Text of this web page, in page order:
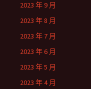
2023 年 9 月
2023 年 8 月
2023 年 7 月
2023 年 6 月
2023 年 5 月
2023 年 4 月